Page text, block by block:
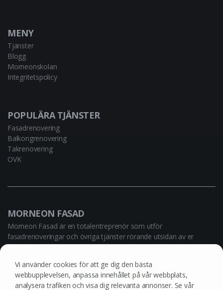
MENY
Tjänster
Blogg
Morneonskolan
Integritetspolicy
POPULÄRA TJÄNSTER
Fasadrenovering
Balkongrenovering
Takrenovering
OVK
MORNEON FASAD
Morneon Fasad är en totalentreprenör som utför
fasadrenoveringar och övriga tjänster rörande utsidan av er
fastighet.
Vi använder cookies för att ge dig den bästa
webbupplevelsen, anpassa innehållet på vår webbplats,
analysera trafiken och visa dig relevanta annonser. Se vår